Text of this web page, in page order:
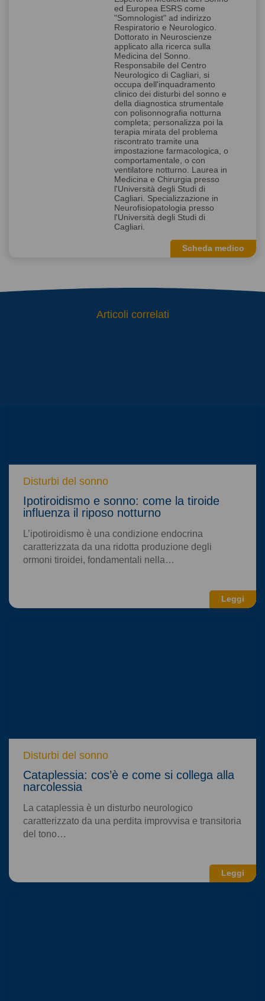
ed Europea ESRS come
"Somnologist" ad indirizzo
Respiratorio e Neurologico.
Dottorato in Neuroscienze
applicato alla ricerca sulla
Medicina del Sonno.
Responsabile del Centro
Neurologico di Cagliari, si
occupa dell'inquadramento
clinico dei disturbi del sonno e
della diagnostica strumentale
con polisonnografia notturna
completa; personalizza poi la
terapia mirata del problema
riscontrato tramite una
impostazione farmacologica, o
comportamentale, o con
ventilatore notturno. Laurea in
Medicina e Chirurgia presso
l'Università degli Studi di
Cagliari. Specializzazione in
Neurofisiopatologia presso
l'Università degli Studi di
Cagliari.
Scheda medico
Articoli correlati
Leggi
Disturbi del sonno
Ipotiroidismo e sonno: come la tiroide
influenza il riposo notturno
L’ipotiroidismo è una condizione endocrina
caratterizzata da una ridotta produzione degli
ormoni tiroidei, fondamentali nella…
Leggi
Disturbi del sonno
Cataplessia: cos’è e come si collega alla
narcolessia
La cataplessia è un disturbo neurologico
caratterizzato da una perdita improvvisa e transitoria
del tono…